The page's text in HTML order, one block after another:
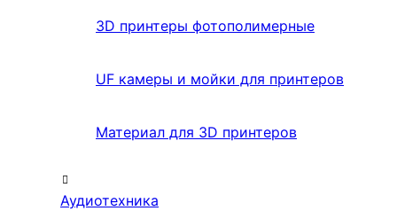
3D принтеры фотополимерные
UF камеры и мойки для принтеров
Материал для 3D принтеров
Аудиотехника